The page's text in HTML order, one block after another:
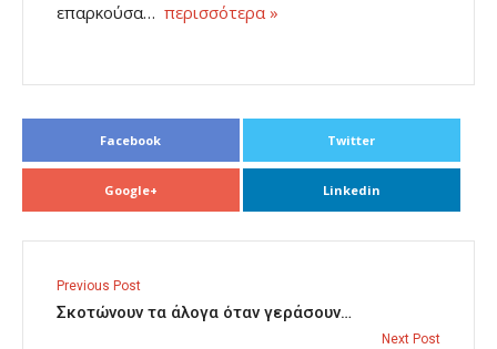
επαρκούσα… περισσότερα »
Facebook Twitter
Google+ Linkedin
Previous Post
Σκοτώνουν τα άλογα όταν γεράσουν…
Next Post